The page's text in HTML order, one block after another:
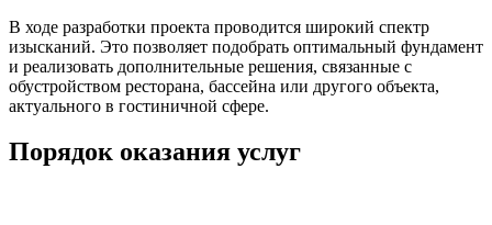
В ходе разработки проекта проводится широкий спектр
изысканий. Это позволяет подобрать оптимальный фундамент
и реализовать дополнительные решения, связанные с
обустройством ресторана, бассейна или другого объекта,
актуального в гостиничной сфере.
Порядок оказания услуг